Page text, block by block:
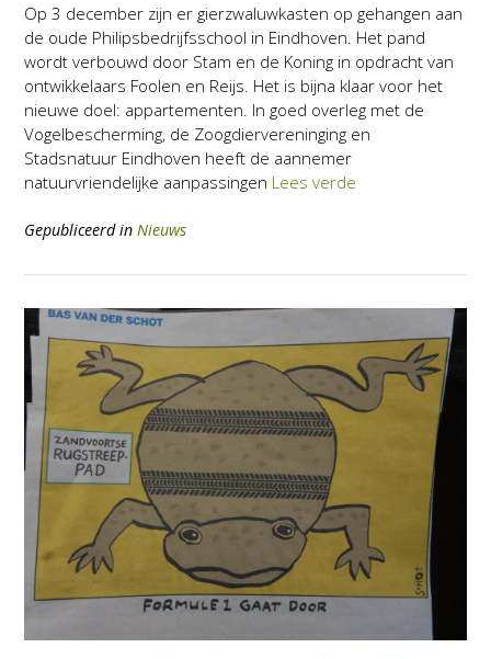
Op 3 december zijn er gierzwaluwkasten op gehangen aan
de oude Philipsbedrijfsschool in Eindhoven. Het pand
wordt verbouwd door Stam en de Koning in opdracht van
ontwikkelaars Foolen en Reijs. Het is bijna klaar voor het
nieuwe doel: appartementen. In goed overleg met de
Vogelbescherming, de Zoogdiervereninging en
Stadsnatuur Eindhoven heeft de aannemer
natuurvriendelijke aanpassingen Lees verde
Gepubliceerd in Nieuws